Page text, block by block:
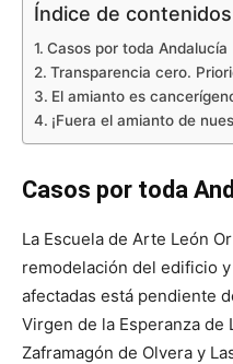
Índice de contenidos
Casos por toda Andalucía
Transparencia cero.
El amianto es
¡Fuera el amianto de
Casos por toda
La Escuela de Arte León
remodelación del edificio
afectadas está pendiente
Virgen de la Esperanza de
Zaframagón de Olvera y